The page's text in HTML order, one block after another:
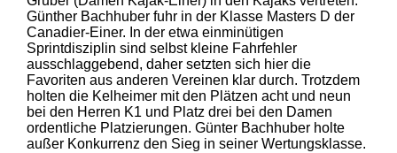
Günther Bachhuber fuhr in der Klasse Masters D der
Canadier-Einer. In der etwa einminütigen
Sprintdisziplin sind selbst kleine Fahrfehler
ausschlaggebend, daher setzten sich hier die
Favoriten aus anderen Vereinen klar durch. Trotzdem
holten die Kelheimer mit den Plätzen acht und neun
bei den Herren K1 und Platz drei bei den Damen
ordentliche Platzierungen. Günter Bachhuber holte
außer Konkurrenz den Sieg in seiner Wertungsklasse.